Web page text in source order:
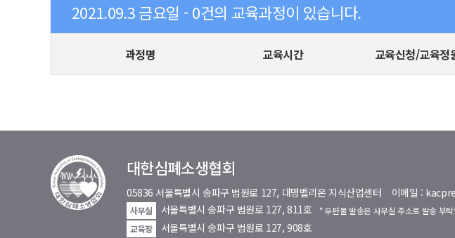
2021.09.3 금요일 - 0건의 교육과정이 있습니다.
과정명 교육시간 교육신청/교육정
대한심폐소생협회
05836 서울특별시 송파구 법원로 127, 대명벨리온 지식산업센터 이메일 :
사무실 서울특별시 송파구 법원로 127, 811호
* 우편물 발송은 사무실 주소로 발송 부
교육장
서울특별시 송파구 법원로 127, 908호